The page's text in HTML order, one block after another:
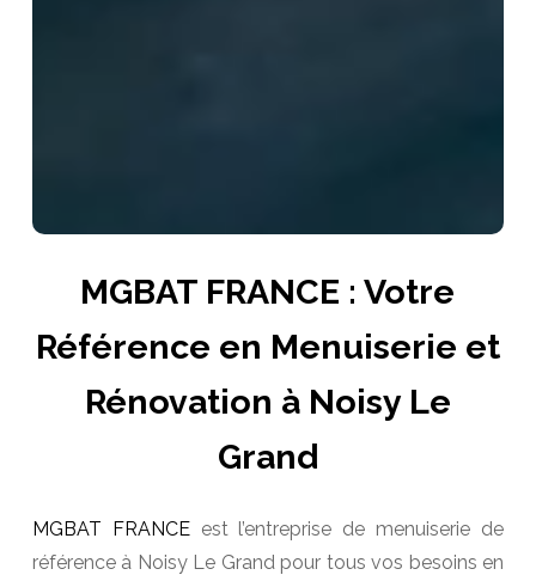
MGBAT FRANCE : Votre
Référence en Menuiserie et
Rénovation à Noisy Le
Grand
MGBAT FRANCEest l’entreprise de menuiserie de
référence à Noisy Le Grand pour tous vos besoins en